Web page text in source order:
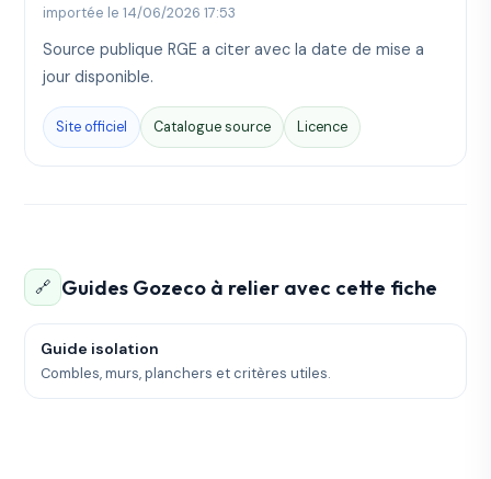
importée le 14/06/2026 17:53
Source publique RGE a citer avec la date de mise a
jour disponible.
Site officiel Catalogue source Licence
🔗 Guides Gozeco à relier avec cette fiche
Guide isolation
Combles, murs, planchers et critères utiles.